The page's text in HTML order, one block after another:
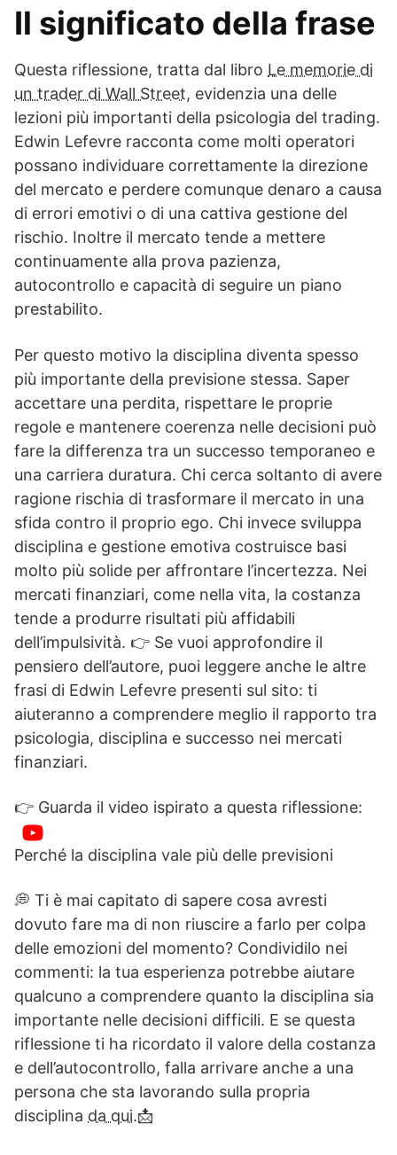
Il significato della frase
Questa riflessione, tratta dal libro Le memorie di
un trader di Wall Street, evidenzia una delle
lezioni più importanti della psicologia del trading.
Edwin Lefevre racconta come molti operatori
possano individuare correttamente la direzione
del mercato e perdere comunque denaro a causa
di errori emotivi o di una cattiva gestione del
rischio. Inoltre il mercato tende a mettere
continuamente alla prova pazienza,
autocontrollo e capacità di seguire un piano
prestabilito.
Per questo motivo la disciplina diventa spesso
più importante della previsione stessa. Saper
accettare una perdita, rispettare le proprie
regole e mantenere coerenza nelle decisioni può
fare la differenza tra un successo temporaneo e
una carriera duratura. Chi cerca soltanto di avere
ragione rischia di trasformare il mercato in una
sfida contro il proprio ego. Chi invece sviluppa
disciplina e gestione emotiva costruisce basi
molto più solide per affrontare l’incertezza. Nei
mercati finanziari, come nella vita, la costanza
tende a produrre risultati più affidabili
dell’impulsività. 👉 Se vuoi approfondire il
pensiero dell’autore, puoi leggere anche le altre
frasi di Edwin Lefevre presenti sul sito: ti
aiuteranno a comprendere meglio il rapporto tra
psicologia, disciplina e successo nei mercati
finanziari.
👉 Guarda il video ispirato a questa riflessione:
Perché la disciplina vale più delle previsioni
💭 Ti è mai capitato di sapere cosa avresti
dovuto fare ma di non riuscire a farlo per colpa
delle emozioni del momento? Condividilo nei
commenti: la tua esperienza potrebbe aiutare
qualcuno a comprendere quanto la disciplina sia
importante nelle decisioni difficili. E se questa
riflessione ti ha ricordato il valore della costanza
e dell’autocontrollo, falla arrivare anche a una
persona che sta lavorando sulla propria
disciplina da qui.📩